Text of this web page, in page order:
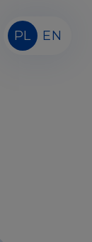
PL EN